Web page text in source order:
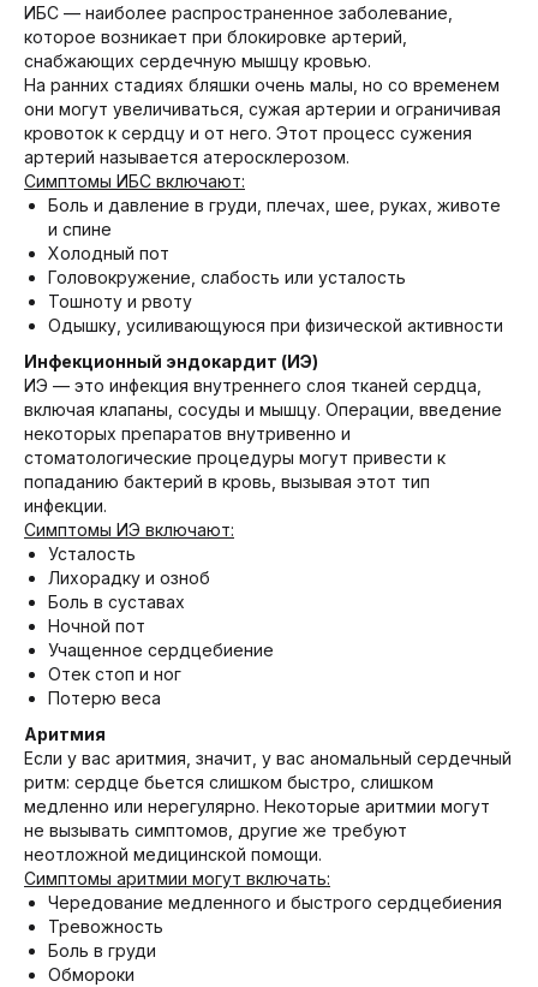
ИБС — наиболее распространенное заболевание,
которое возникает при блокировке артерий,
снабжающих сердечную мышцу кровью.
На ранних стадиях бляшки очень малы, но со временем
они могут увеличиваться, сужая артерии и ограничивая
кровоток к сердцу и от него. Этот процесс сужения
артерий называется атеросклерозом.
Симптомы ИБС включают:
Боль и давление в груди, плечах, шее, руках, животе
и спине
Холодный пот
Головокружение, слабость или усталость
Тошноту и рвоту
Одышку, усиливающуюся при физической активности
Инфекционный эндокардит (ИЭ)
ИЭ — это инфекция внутреннего слоя тканей сердца,
включая клапаны, сосуды и мышцу. Операции, введение
некоторых препаратов внутривенно и
стоматологические процедуры могут привести к
попаданию бактерий в кровь, вызывая этот тип
инфекции.
Симптомы ИЭ включают:
Усталость
Лихорадку и озноб
Боль в суставах
Ночной пот
Учащенное сердцебиение
Отек стоп и ног
Потерю веса
Аритмия
Если у вас аритмия, значит, у вас аномальный сердечный
ритм: сердце бьется слишком быстро, слишком
медленно или нерегулярно. Некоторые аритмии могут
не вызывать симптомов, другие же требуют
неотложной медицинской помощи.
Симптомы аритмии могут включать:
Чередование медленного и быстрого сердцебиения
Тревожность
Боль в груди
Обмороки